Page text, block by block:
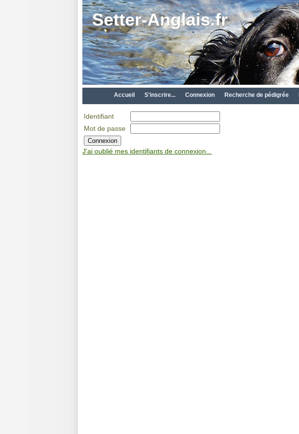
Setter-Anglais.fr
Accueil S'inscrire... Connexion Recherche de pédigrée
Identifiant
Mot de passe
J'ai oublié mes identifiants de connexion...